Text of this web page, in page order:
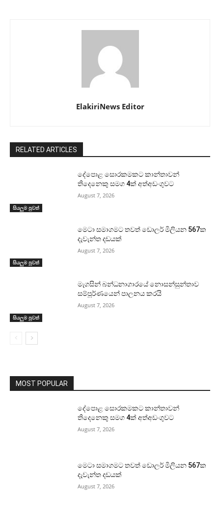
ElakiriNews Editor
RELATED ARTICLES
සියලුම පුවත්
දේපොළ සොරකමකට කාන්තාවන්
තිදෙනෙකු සමග 4ක් අත්අඩංගුවට
August 7, 2026
සියලුම පුවත්
මෙටා සමාගමට තවත් ඩොලර් මිලියන 567ක
දැවැන්ත දඩයක්
August 7, 2026
සියලුම පුවත්
මැගසින් බන්ධනාගාරයේ නොසන්සුන්තාව
සම්පූර්ණයෙන් පාලනය කරයි
August 7, 2026
MOST POPULAR
දේපොළ සොරකමකට කාන්තාවන්
තිදෙනෙකු සමග 4ක් අත්අඩංගුවට
August 7, 2026
මෙටා සමාගමට තවත් ඩොලර් මිලියන 567ක
දැවැන්ත දඩයක්
August 7, 2026